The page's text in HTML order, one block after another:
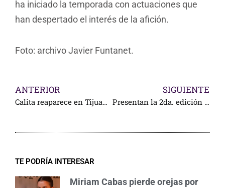
ha iniciado la temporada con actuaciones que
han despertado el interés de la afición.
Foto: archivo Javier Funtanet.
ANTERIOR
Calita reaparece en Tijuana el domingo y anuncia campaña en Perú
SIGUIENTE
Presentan la 2da. edición del Speed Fest 2026
TE PODRÍA INTERESAR
Miriam Cabas pierde orejas por